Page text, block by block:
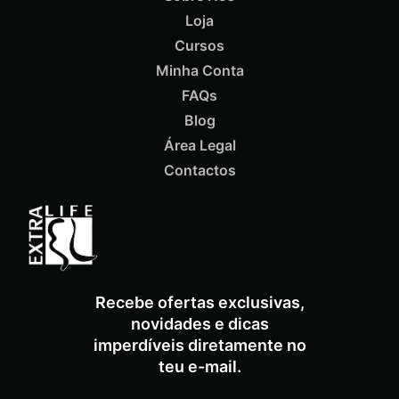
Recebe ofertas exclusivas,
novidades e dicas
imperdíveis diretamente no
teu e-mail.
Loja
Cursos
Minha Conta
FAQs
Blog
Área Legal
Contactos